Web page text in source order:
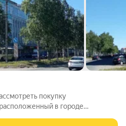
покупку
в городе